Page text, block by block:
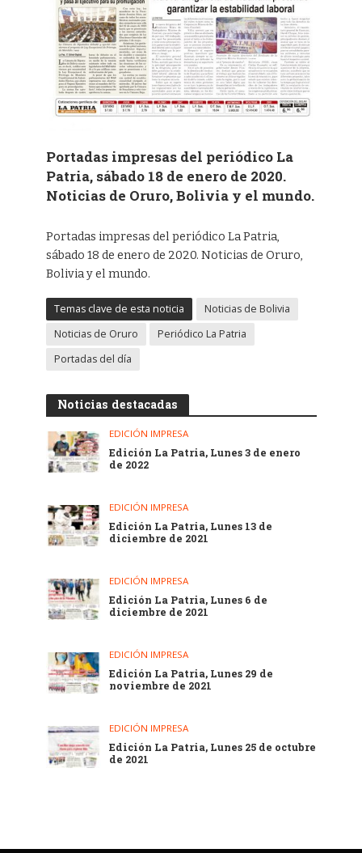
Portadas impresas del periódico La
Patria, sábado 18 de enero de 2020.
Noticias de Oruro, Bolivia y el mundo.
Portadas impresas del periódico La Patria,
sábado 18 de enero de 2020. Noticias de Oruro,
Bolivia y el mundo.
Temas clave de esta noticia
Noticias de Bolivia
Noticias de Oruro
Periódico La Patria
Portadas del día
Noticias destacadas
EDICIÓN IMPRESA
Edición La Patria, Lunes 3 de enero
de 2022
EDICIÓN IMPRESA
Edición La Patria, Lunes 13 de
diciembre de 2021
EDICIÓN IMPRESA
Edición La Patria, Lunes 6 de
diciembre de 2021
EDICIÓN IMPRESA
Edición La Patria, Lunes 29 de
noviembre de 2021
EDICIÓN IMPRESA
Edición La Patria, Lunes 25 de octubre
de 2021